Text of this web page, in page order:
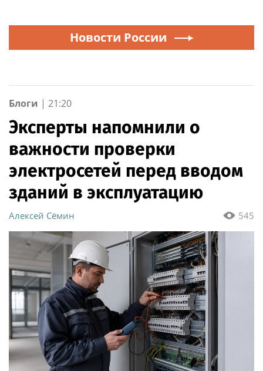
Новости России
Блоги | 21:20
Эксперты напомнили о
важности проверки
электросетей перед вводом
зданий в эксплуатацию
545
Алексей Сёмин